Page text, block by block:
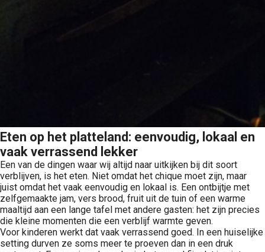
Eten op het platteland: eenvoudig, lokaal en
vaak verrassend lekker
Een van de dingen waar wij altijd naar uitkijken bij dit soort
verblijven, is het eten. Niet omdat het chique moet zijn, maar
juist omdat het vaak eenvoudig en lokaal is. Een ontbijtje met
zelfgemaakte jam, vers brood, fruit uit de tuin of een warme
maaltijd aan een lange tafel met andere gasten: het zijn precies
die kleine momenten die een verblijf warmte geven.
Voor kinderen werkt dat vaak verrassend goed. In een huiselijke
setting durven ze soms meer te proeven dan in een druk